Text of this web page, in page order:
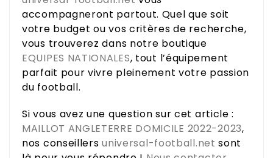
accompagneront partout. Quel que soit
votre budget ou vos critères de recherche,
vous trouverez dans notre boutique
EQUIPES NATIONALES, tout l’équipement
parfait pour vivre pleinement votre passion
du football.
Si vous avez une question sur cet article :
MAILLOT ANGLETERRE DOMICILE 2022-2023,
nos conseillersuniversal-football.net sont